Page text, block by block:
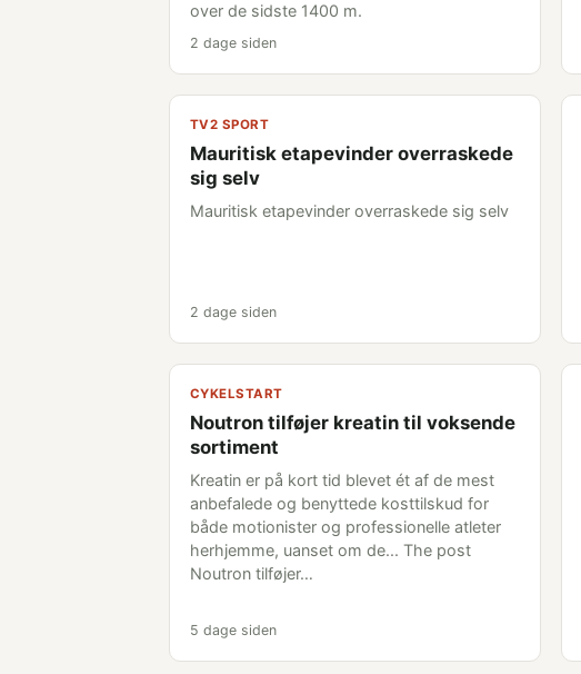
over de sidste 1400 m.
2 dage siden
TV2 SPORT
Mauritisk etapevinder overraskede
sig selv
Mauritisk etapevinder overraskede sig selv
2 dage siden
CYKELSTART
Noutron tilføjer kreatin til voksende
sortiment
Kreatin er på kort tid blevet ét af de mest
anbefalede og benyttede kosttilskud for
både motionister og professionelle atleter
herhjemme, uanset om de... The post
Noutron tilføjer…
5 dage siden